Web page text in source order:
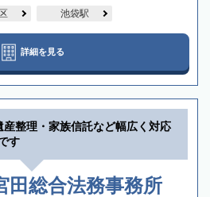
池袋駅
詳細を見る
産整理・家族信託など幅広く対応
す
田総合法務事務所